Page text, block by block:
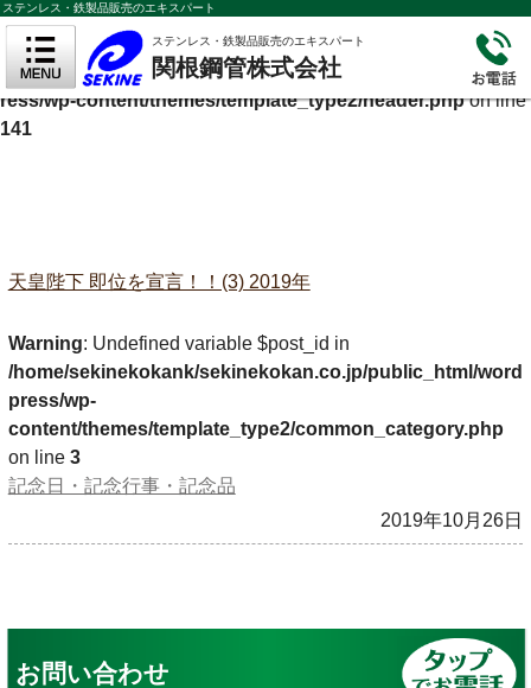
Warning
: Undefined variable $cf_description in
/home/sekinekokank/sekinekokan.co.jp/public_html/wordp
ress/wp-content/themes/template_type2/header.phpon line
141
ステンレス・鉄製品販売のエキスパート
ステンレス・鉄製品販売のエキスパート
関根鋼管株式会社
天皇陛下 即位を宣言！！(3) 2019年
Warning: Undefined variable $post_id in
/home/sekinekokank/sekinekokan.co.jp/public_html/word
press/wp-
content/themes/template_type2/common_category.php
on line 3
記念日・記念行事・記念品
2019年10月26日
お問い合わせ